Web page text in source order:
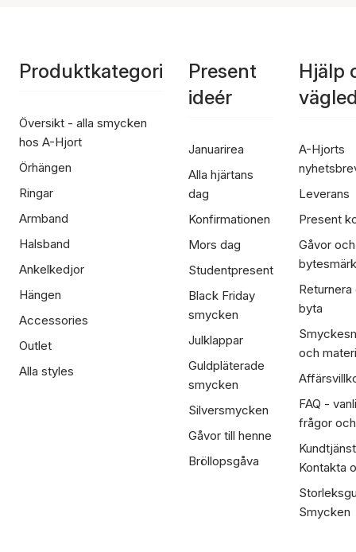
Produktkategori
Översikt - alla smycken
hos A-Hjort
Örhängen
Ringar
Armband
Halsband
Ankelkedjor
Hängen
Accessories
Outlet
Alla styles
Present
ideér
Januarirea
Alla hjärtans
dag
Konfirmationen
Mors dag
Studentpresent
Black Friday
smycken
Julklappar
Guldpläterade
smycken
Silversmycken
Gåvor till henne
Bröllopsgåva
Hjälp
A-Hjorts
Leverans
Present
Gåvor och
Returnera
byta
och
FAQ -
frågor
Kontakta
Smycken